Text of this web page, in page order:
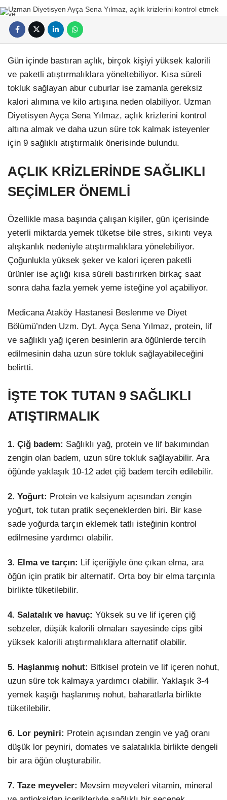
Gün içinde bastıran açlık, birçok kişiyi yüksek kalorili
ve paketli atıştırmalıklara yöneltebiliyor. Kısa süreli
tokluk sağlayan abur cuburlar ise zamanla gereksiz
kalori alımına ve kilo artışına neden olabiliyor. Uzman
Diyetisyen Ayça Sena Yılmaz, açlık krizlerini kontrol
altına almak ve daha uzun süre tok kalmak isteyenler
için 9 sağlıklı atıştırmalık önerisinde bulundu.
AÇLIK KRİZLERİNDE SAĞLIKLI
SEÇİMLER ÖNEMLİ
Özellikle masa başında çalışan kişiler, gün içerisinde
yeterli miktarda yemek tüketse bile stres, sıkıntı veya
alışkanlık nedeniyle atıştırmalıklara yönelebiliyor.
Çoğunlukla yüksek şeker ve kalori içeren paketli
ürünler ise açlığı kısa süreli bastırırken birkaç saat
sonra daha fazla yemek yeme isteğine yol açabiliyor.
Medicana Ataköy Hastanesi Beslenme ve Diyet
Bölümü’nden Uzm. Dyt. Ayça Sena Yılmaz, protein, lif
ve sağlıklı yağ içeren besinlerin ara öğünlerde tercih
edilmesinin daha uzun süre tokluk sağlayabileceğini
belirtti.
İŞTE TOK TUTAN 9 SAĞLIKLI
ATIŞTIRMALIK
1. Çiğ badem: Sağlıklı yağ, protein ve lif bakımından
zengin olan badem, uzun süre tokluk sağlayabilir. Ara
öğünde yaklaşık 10-12 adet çiğ badem tercih edilebilir.
2. Yoğurt: Protein ve kalsiyum açısından zengin
yoğurt, tok tutan pratik seçeneklerden biri. Bir kase
sade yoğurda tarçın eklemek tatlı isteğinin kontrol
edilmesine yardımcı olabilir.
3. Elma ve tarçın: Lif içeriğiyle öne çıkan elma, ara
öğün için pratik bir alternatif. Orta boy bir elma tarçınla
birlikte tüketilebilir.
4. Salatalık ve havuç: Yüksek su ve lif içeren çiğ
sebzeler, düşük kalorili olmaları sayesinde cips gibi
yüksek kalorili atıştırmalıklara alternatif olabilir.
5. Haşlanmış nohut: Bitkisel protein ve lif içeren nohut,
uzun süre tok kalmaya yardımcı olabilir. Yaklaşık 3-4
yemek kaşığı haşlanmış nohut, baharatlarla birlikte
tüketilebilir.
6. Lor peyniri: Protein açısından zengin ve yağ oranı
düşük lor peyniri, domates ve salatalıkla birlikte dengeli
bir ara öğün oluşturabilir.
7. Taze meyveler: Mevsim meyveleri vitamin, mineral